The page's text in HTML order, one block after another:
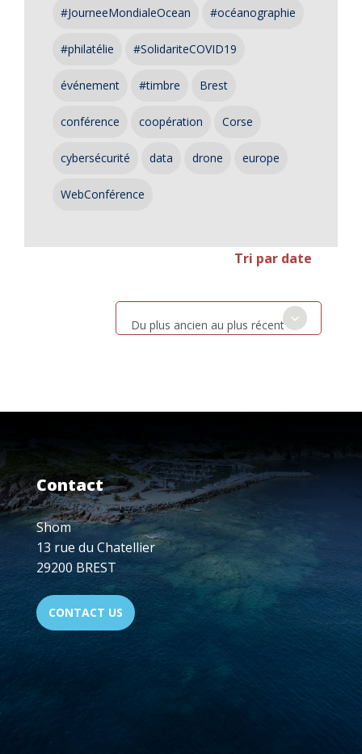
#JourneeMondialeOcean #océanographie
#philatélie #SolidariteCOVID19
événement #timbre Brest
conférence coopération Corse
cybersécurité data drone europe
WebConférence
Tri par date
Du plus ancien au plus récent
Contact
Shom
13 rue du Chatellier
29200 BREST
CONTACT US